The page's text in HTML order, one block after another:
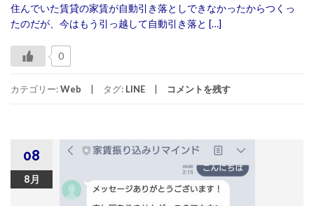
住んでいた賃貸の家賃が自動引き落としできなかったからつくっ
たのだが、今はもう引っ越して自動引き落と […]
0
カテゴリー:Web タグ: LINE コメントを残す
08
8月